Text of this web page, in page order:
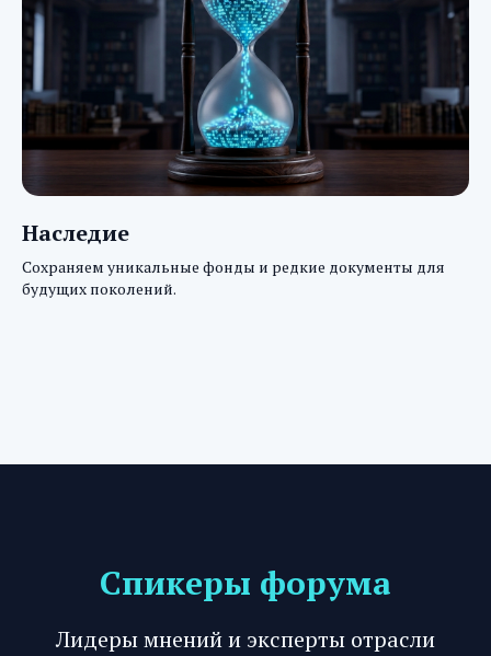
Наследие
Сохраняем уникальные фонды и редкие документы для
будущих поколений.
Спикеры форума
Лидеры мнений и эксперты отрасли